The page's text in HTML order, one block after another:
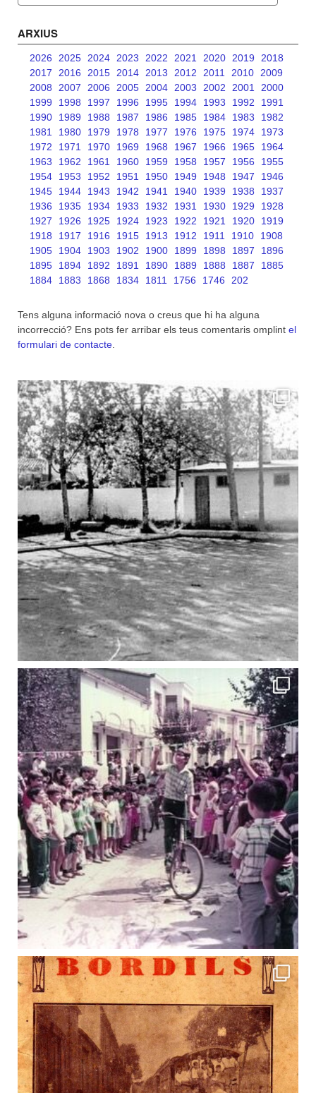
ARXIUS
2026 2025 2024 2023 2022 2021 2020 2019
2018
2017
2016 2015 2014 2013 2012 2011 2010 2009
2008
2007 2006 2005 2004 2003 2002 2001
2000
1999
1998 1997 1996 1995 1994 1993 1992
1991
1990
1989 1988 1987 1986 1985 1984 1983
1982
1981
1980 1979 1978 1977 1976 1975 1974
1973
1972
1971 1970 1969 1968 1967 1966 1965
1964
1963
1962 1961 1960 1959 1958 1957 1956
1955
1954
1953 1952 1951 1950 1949 1948 1947
1946
1945
1944 1943 1942 1941 1940 1939 1938
1937
1936
1935 1934 1933 1932 1931 1930 1929
1928
1927
1926 1925 1924 1923 1922 1921 1920
1919
1918
1917 1916 1915 1913 1912 1911 1910
1908
1905
1904 1903 1902 1900 1899 1898 1897
1896
1895
1894 1892 1891 1890 1889 1888 1887
1885
1884
1883 1868 1834 1811 1756 1746 202
Tens alguna informació nova o creus que hi ha alguna
incorrecció? Ens pots fer arribar els teus comentaris omplint el
formulari de contacte.